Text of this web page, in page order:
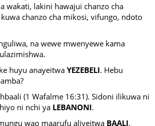
wakati, lakini hawajui chanzo cha
chanzo cha mikosi, vifungo, ndoto
na wewe mwenyewe kama
huyu anayeitwaYEZEBELI. Hebu
(1 Wafalme 16:31). Sidoni ilikuwa ni
ni nchi ya LEBANONI.
wao maarufu aliyeitwa BAALI.